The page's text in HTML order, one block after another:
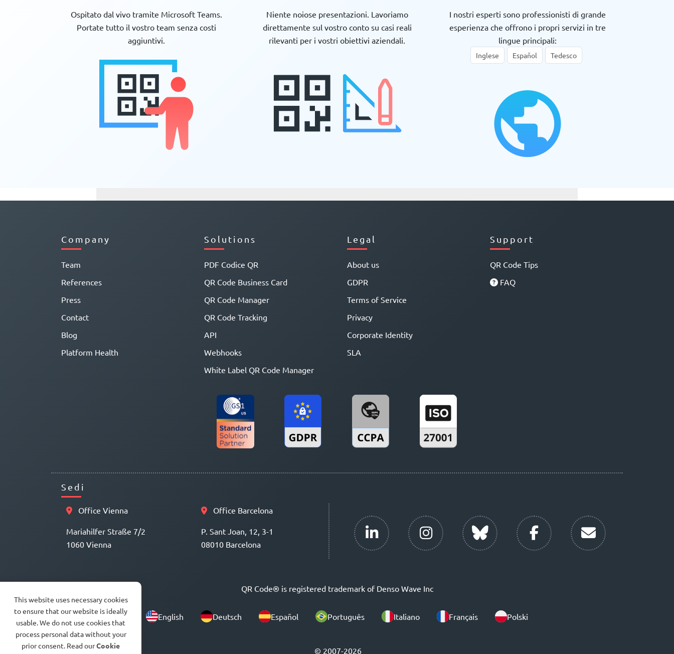
Ospitato dal vivo tramite Microsoft Teams.
Portate tutto il vostro team senza costi
aggiuntivi.
Niente noiose presentazioni. Lavoriamo
direttamente sul vostro conto su casi reali
rilevanti per i vostri obiettivi aziendali.
I nostri esperti sono professionisti di grande
esperienza che offrono i propri servizi in tre
lingue principali:
Inglese Español Tedesco
Company
Team
References
Press
Contact
Blog
Platform Health
Solutions
PDF Codice QR
QR Code Business Card
QR Code Manager
QR Code Tracking
API
Webhooks
White Label QR Code Manager
Legal
About us
GDPR
Terms of Service
Privacy
Corporate Identity
SLA
Support
QR Code Tips
FAQ
Sedi
Office Vienna
Mariahilfer Straße 7/2
1060 Vienna
Office Barcelona
P. Sant Joan, 12, 3-1
08010 Barcelona
QR Code® is registered trademark of Denso Wave Inc
English Deutsch Español Português Italiano Français Polski
© 2007-2026
This website uses necessary cookies
to ensure that our website is ideally
usable. We do not use cookies that
process personal data without your
prior consent. Read ourCookie